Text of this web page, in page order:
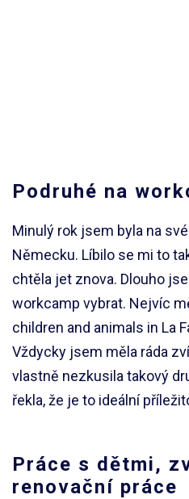
Podruhé na
Minulý rok jsem byla na
Německu. Líbilo se mi to
chtěla jet znova. Dlouho
workcamp vybrat. Nejvíc
children and animals in La
Vždycky jsem měla ráda
vlastně nezkusila takový
řekla, že je to ideální
Práce s dětmi,
renovační práce